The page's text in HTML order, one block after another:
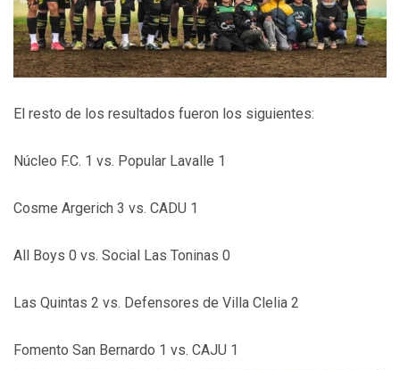
El resto de los resultados fueron los siguientes:
Núcleo F.C. 1 vs. Popular Lavalle 1
Cosme Argerich 3 vs. CADU 1
All Boys 0 vs. Social Las Toninas 0
Las Quintas 2 vs. Defensores de Villa Clelia 2
Fomento San Bernardo 1 vs. CAJU 1